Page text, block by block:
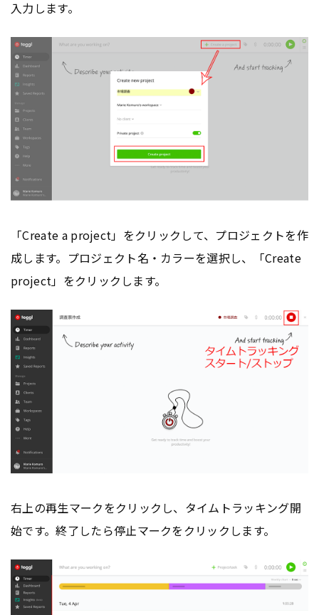
入力します。
「Create a project」をクリックして、プロジェクトを作
成します。プロジェクト名・カラーを選択し、「Create
project」をクリックします。
右上の再生マークをクリックし、タイムトラッキング開
始です。終了したら停止マークをクリックします。